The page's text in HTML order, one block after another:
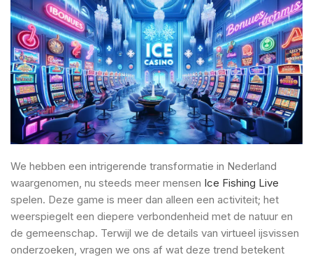
We hebben een intrigerende transformatie in Nederland
waargenomen, nu steeds meer mensen Ice Fishing Live
spelen. Deze game is meer dan alleen een activiteit; het
weerspiegelt een diepere verbondenheid met de natuur en
de gemeenschap. Terwijl we de details van virtueel ijsvissen
onderzoeken, vragen we ons af wat deze trend betekent